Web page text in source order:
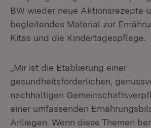
BW wieder neue Aktionsrezepte
begleitendes Material zur
Kitas und die Kindertagespflege.
„Mir ist die Etablierung einer
gesundheitsförderlichen,
nachhaltigen
einer umfassenden
Anliegen. Wenn diese Themen